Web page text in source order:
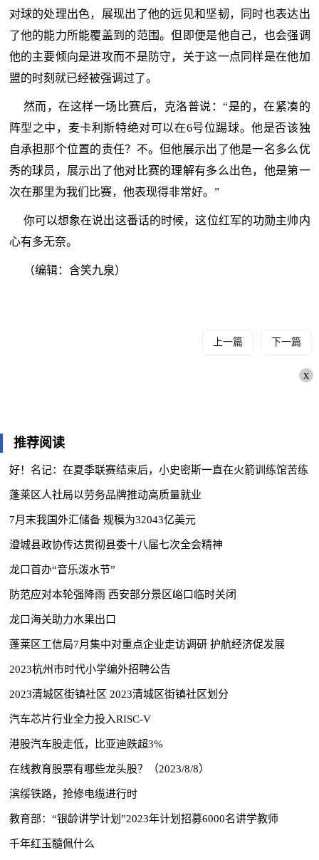
对球的处理出色，展现出了他的远见和坚韧，同时也表达出
了他的能力所能覆盖到的范围。但即便是他自己，也会强调
他的主要倾向是进攻而不是防守，关于这一点同样是在他加
盟的时刻就已经被强调过了。
然而，在这样一场比赛后，克洛普说：“是的，在紧凑的
阵型之中，麦卡利斯特绝对可以在6号位踢球。他是否该独
自承担那个位置的责任？不。但他展示出了他是一名多么优
秀的球员，展示出了他对比赛的理解有多么出色，他是第一
次在那里为我们比赛，他表现得非常好。”
你可以想象在说出这番话的时候，这位红军的功勋主帅内
心有多无奈。
（编辑：含笑九泉）
上一篇 下一篇
x
推荐阅读
好！名记：在夏季联赛结束后，小史密斯一直在火箭训练馆苦练
蓬莱区人社局以劳务品牌推动高质量就业
7月末我国外汇储备 规模为32043亿美元
澄城县政协传达贯彻县委十八届七次全会精神
龙口首办“音乐泼水节”
防范应对本轮强降雨 西安部分景区峪口临时关闭
龙口海关助力水果出口
蓬莱区工信局7月集中对重点企业走访调研 护航经济促发展
2023杭州市时代小学编外招聘公告
2023清城区街镇社区 2023清城区街镇社区划分
汽车芯片行业全力投入RISC-V
港股汽车股走低，比亚迪跌超3%
在线教育股票有哪些龙头股？（2023/8/8）
滨绥铁路，抢修电缆进行时
教育部：“银龄讲学计划”2023年计划招募6000名讲学教师
千年红玉髓佩什么